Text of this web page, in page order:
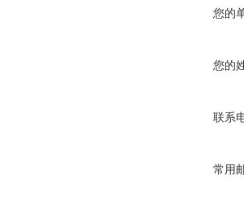
您的
您的
联系
常用